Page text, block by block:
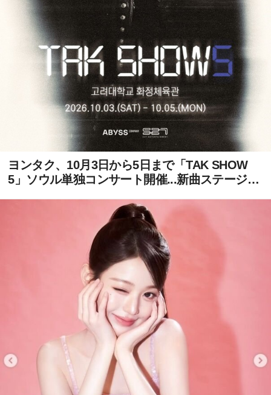
ヨンタク、10月3日から5日まで「TAK SHOW
5」ソウル単独コンサート開催...新曲ステージ初